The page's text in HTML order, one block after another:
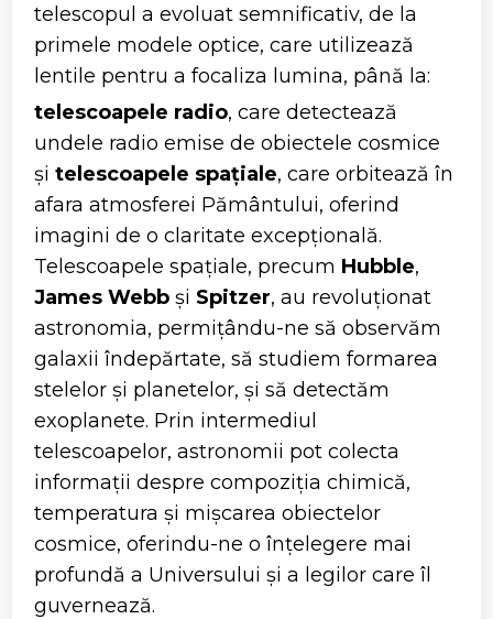
telescopul a evoluat semnificativ, de la
primele modele optice, care utilizează
lentile pentru a focaliza lumina, până la:
telescoapele radio, care detectează
undele radio emise de obiectele cosmice
șitelescoapele spațiale, care orbitează în
afara atmosferei Pământului, oferind
imagini de o claritate excepțională.
Telescoapele spațiale, precum Hubble,
James Webb și Spitzer, au revoluționat
astronomia, permițându-ne să observăm
galaxii îndepărtate, să studiem formarea
stelelor și planetelor, și să detectăm
exoplanete. Prin intermediul
telescoapelor, astronomii pot colecta
informații despre compoziția chimică,
temperatura și mișcarea obiectelor
cosmice, oferindu-ne o înțelegere mai
profundă a Universului și a legilor care îl
guvernează.